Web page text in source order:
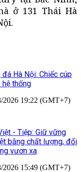
ở 131 Thái Hà
Hà Nội: Chiếc cúp
thống
2026 19:22 (GMT+7)
- Tiệp: Giữ vững
bằng chất lượng, đổi
vươn xa
2026 15:49 (GMT+7)